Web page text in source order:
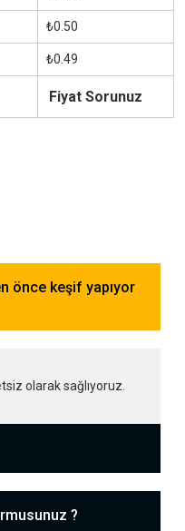
₺0.50
₺0.49
Fiyat Sorunuz
önce keşif yapıyor
olarak sağlıyoruz.
?